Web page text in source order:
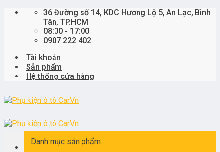
Skip
36 Đường số 14, KDC Hương Lộ 5, An Lạc, Bình
Tân, TP.HCM
08:00 - 17:00
0907 222 402
Tài khoản
Sản phẩm
Hệ thống cửa hàng
Danh mục sản phẩm